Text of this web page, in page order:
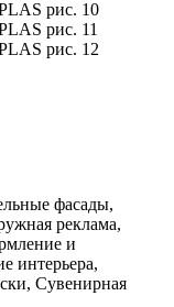
фасады,
реклама,
и
интерьера,
Сувенирная